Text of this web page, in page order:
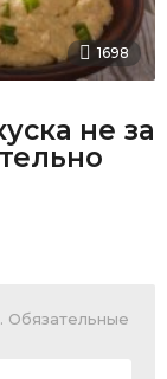
1698
не за
Обязательные